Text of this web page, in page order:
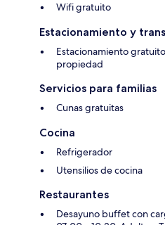
Wifi gratuito
Estacionamiento y
Estacionamiento
propiedad
Servicios para familias
Cunas gratuitas
Cocina
Refrigerador
Utensilios de cocina
Restaurantes
Desayuno buffet con